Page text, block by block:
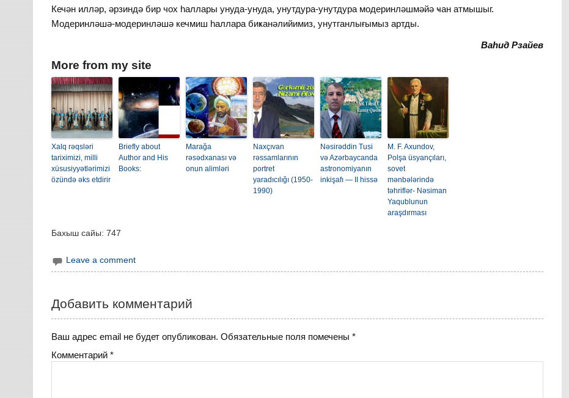
Кечән илләр, әрзиндә бир чох һаллары унуда-унуда, унутдура-унутдура модеринләшмәйә ҹан атмышыг.
Модеринләшә-модеринләшә кечмиш һаллара биҝанәлийимиз, унутганлығымыз артды.
Ваһид Рзайев
More from my site
Xalq rəqsləri
tariximizi, milli
xüsusiyyətlərimizi
özündə əks etdirir
Briefly about
Author and His
Books:
Marağa
rəsədxanası və
onun alimləri
Naxçıvan
rəssamlarının
portret
yaradıcılığı (1950-
1990)
Nəsirəddin Tusi
və Azərbaycanda
astronomiyanın
inkişafı — II hissə
M. F. Axundov,
Polşa üsyançıları,
sovet
mənbələrində
təhriflər- Nəsiman
Yaqublunun
araşdırması
Бахыш сайы: 747
Leave a comment
Добавить комментарий
Ваш адрес email не будет опубликован. Обязательные поля помечены*
Комментарий*